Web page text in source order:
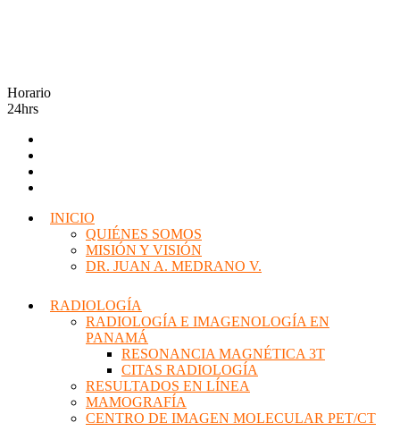
Horario
24hrs
INICIO
QUIÉNES SOMOS
MISIÓN Y VISIÓN
DR. JUAN A. MEDRANO V.
RADIOLOGÍA
RADIOLOGÍA E IMAGENOLOGÍA EN
PANAMÁ
RESONANCIA MAGNÉTICA 3T
CITAS RADIOLOGÍA
RESULTADOS EN LÍNEA
MAMOGRAFÍA
CENTRO DE IMAGEN MOLECULAR PET/CT